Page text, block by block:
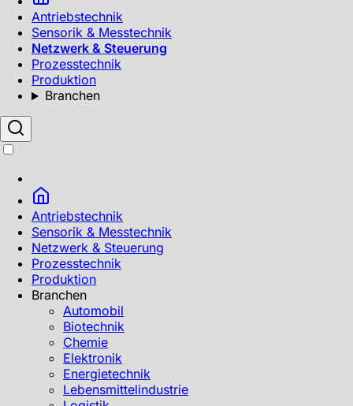
Antriebstechnik
Sensorik & Messtechnik
Netzwerk & Steuerung
Prozesstechnik
Produktion
Branchen
Antriebstechnik
Sensorik & Messtechnik
Netzwerk & Steuerung
Prozesstechnik
Produktion
Branchen
Automobil
Biotechnik
Chemie
Elektronik
Energietechnik
Lebensmittelindustrie